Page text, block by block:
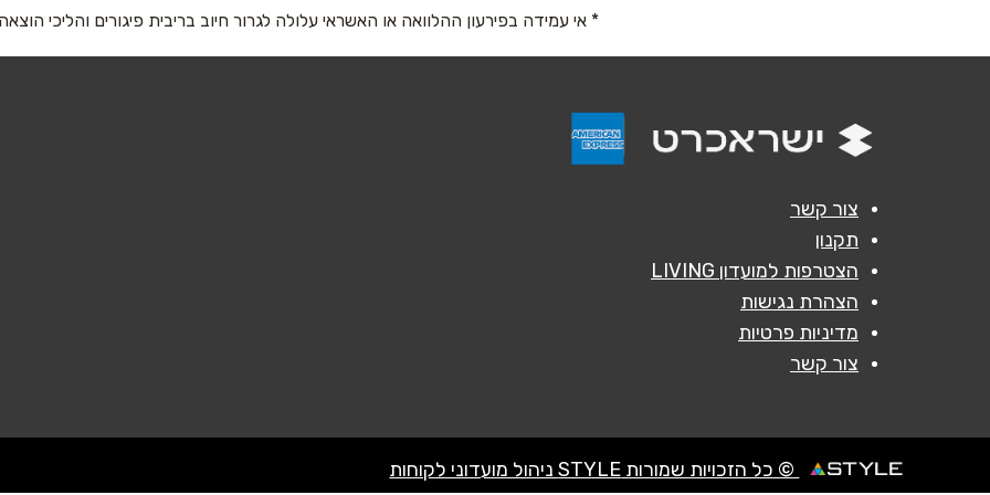
הודעה*
* אי עמידה בפירעון ההלוואה או האשראי עלולה לגרור חיוב בריבית פיגורים והליכי
צור קשר
תקנון
הצטרפות למועדון LIVING
הצהרת נגישות
מדיניות פרטיות
צור קשר
© כל הזכויות שמורות STYLE ניהול מועדוני לקוחות